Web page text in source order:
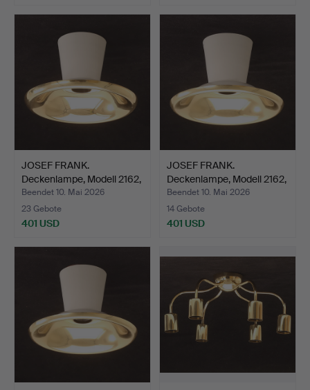
JOSEF FRANK.
Deckenlampe, Modell 2162,
Mes…
Beendet 10. Mai 2026
23 Gebote
401 USD
JOSEF FRANK.
Deckenlampe, Modell 2162,
Mes…
Beendet 10. Mai 2026
14 Gebote
401 USD